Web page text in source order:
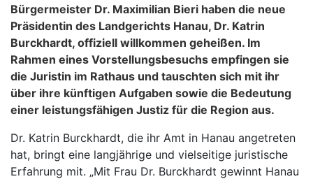
Bürgermeister Dr. Maximilian Bieri haben die neue
Präsidentin des Landgerichts Hanau, Dr. Katrin
Burckhardt, offiziell willkommen geheißen. Im
Rahmen eines Vorstellungsbesuchs empfingen sie
die Juristin im Rathaus und tauschten sich mit ihr
über ihre künftigen Aufgaben sowie die Bedeutung
einer leistungsfähigen Justiz für die Region aus.
Dr. Katrin Burckhardt, die ihr Amt in Hanau angetreten
hat, bringt eine langjährige und vielseitige juristische
Erfahrung mit. „Mit Frau Dr. Burckhardt gewinnt Hanau